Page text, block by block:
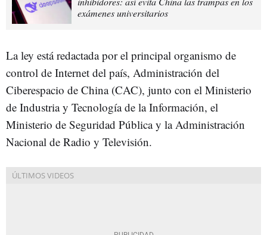
exámenes universitarios
La ley está redactada por el principal organismo de
control de Internet del país, Administración del
Ciberespacio de China (CAC), junto con el Ministerio
de Industria y Tecnología de la Información, el
Ministerio de Seguridad Pública y la Administración
Nacional de Radio y Televisión.